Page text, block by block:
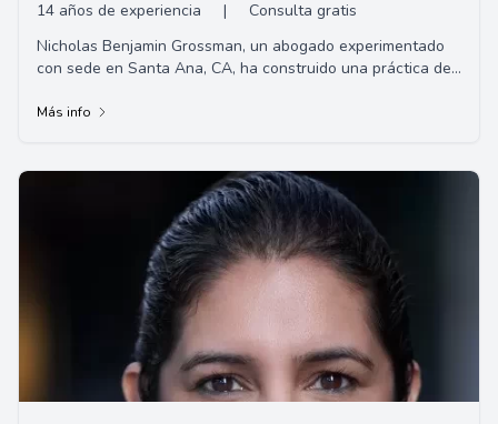
14 años de experiencia |
Consulta gratis
Nicholas Benjamin Grossman, un abogado experimentado
con sede en Santa Ana, CA, ha construido una práctica de
Más info